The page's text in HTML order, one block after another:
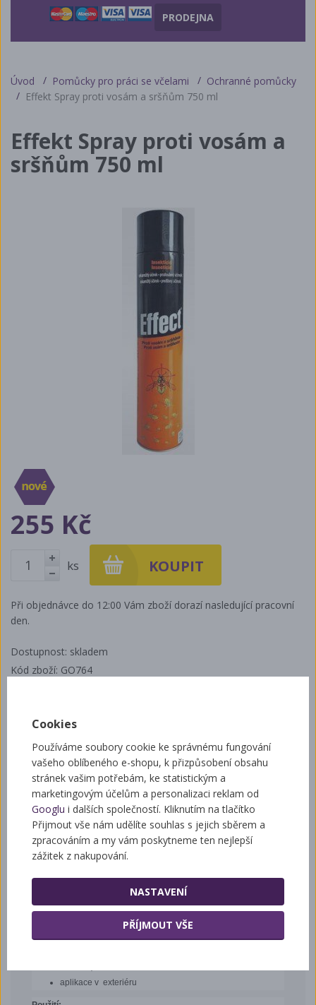
PRODEJNA
Úvod Pomůcky pro práci se včelami
Ochranné pomůcky
Effekt Spray proti vosám a sršňům 750 ml
Effekt Spray proti vosám a
sršňům 750 ml
255 Kč
+
ks
Při objednávce do 12:00 Vám zboží dorazí nasledující pracovní
den.
Dostupnost: skladem
Kód zboží: GO764
Přidat mezi oblíbené
POPIS
DOTAZ
NA PRODUKT
Effekt Spray proti
vosám a sršňům 750 ml
Effect aerosol proti vosám
hubení vos a sršnů s okamžitým a prodlouženým účinkem
kontaktní insekticid
aplikace v exteriéru
Cookies
Používáme soubory cookie ke správnému fungování
vašeho oblíbeného e-shopu, k přizpůsobení obsahu
stránek vašim potřebám, ke statistickým a
marketingovým účelům a personalizaci reklam od
Googlu i dalších společností. Kliknutím na tlačítko
Přijmout vše nám udělíte souhlas s jejich sběrem a
zpracováním a my vám poskytneme ten nejlepší
zážitek z nakupování.
NASTAVENÍ
PŘÍJMOUT VŠE